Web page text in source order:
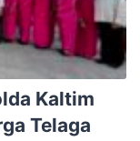
Kaltim
Telaga